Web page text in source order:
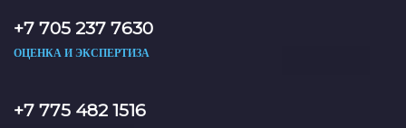
+7 705 237 7630
ОЦЕНКА И ЭКСПЕРТИЗА
+7 775 482 1516